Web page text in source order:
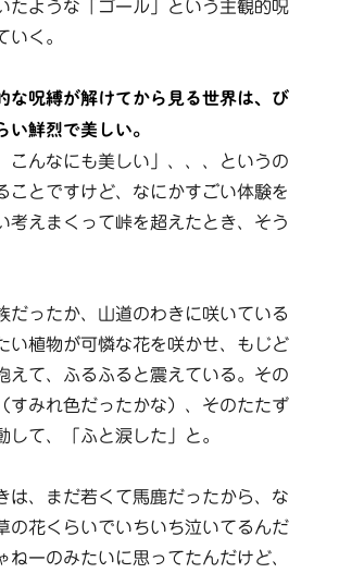
たような「ゴール」という主観的呪
いく。
な呪縛が解けてから見る世界は、び
い鮮烈で美しい。
こんなにも美しい」、、、というの
ことですけど、なにかすごい体験を
考えまくって峠を超えたとき、そう
だったか、山道のわきに咲いている
い植物が可憐な花を咲かせ、もじど
えて、ふるふると震えている。その
すみれ色だったかな）、そのたたず
して、「ふと涙した」と。
は、まだ若くて馬鹿だったから、な
の花くらいでいちいち泣いてるんだ
ねーのみたいに思ってたんだけど、